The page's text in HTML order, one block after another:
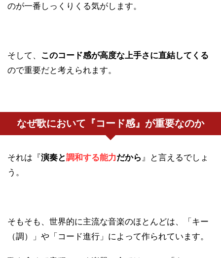
のが一番しっくりくる気がします。
そして、 このコード感が高度な上手さに直結してくる
ので重要だと考えられます。
なぜ歌において『コード感』が重要なのか
それは『演奏と調和する能力だから 』と言えるでしょ
う。
そもそも、世界的に主流な音楽のほとんどは、「キー
（調）」や「コード進行」によって作られています。